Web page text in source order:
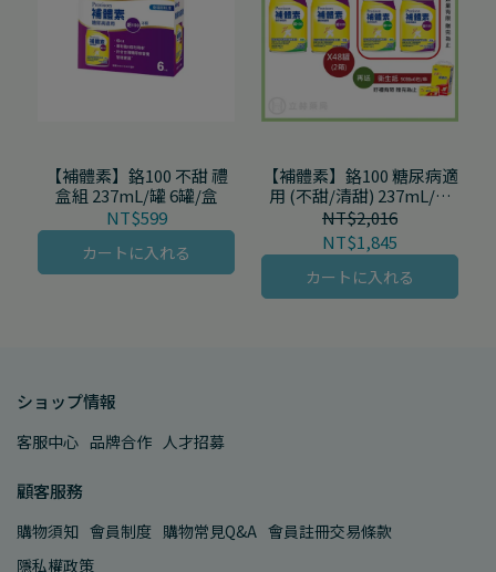
【補體素】鉻100 不甜 禮
盒組 237mL/罐 6罐/盒
NT$599
カートに入れる
【補體素】鉻100 糖尿病適
用 (不甜/清甜) 237mL/罐
24罐/箱
NT$1,845
NT$2,016
カートに入れる
ショップ情報
客服中心 品牌合作 人才招募
顧客服務
購物須知 會員制度 購物常見Q&A 會員註冊交易條款
隱私權政策